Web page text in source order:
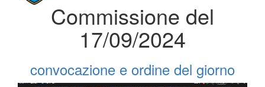
Commissione del
17/09/2024
convocazione e ordine del giorno